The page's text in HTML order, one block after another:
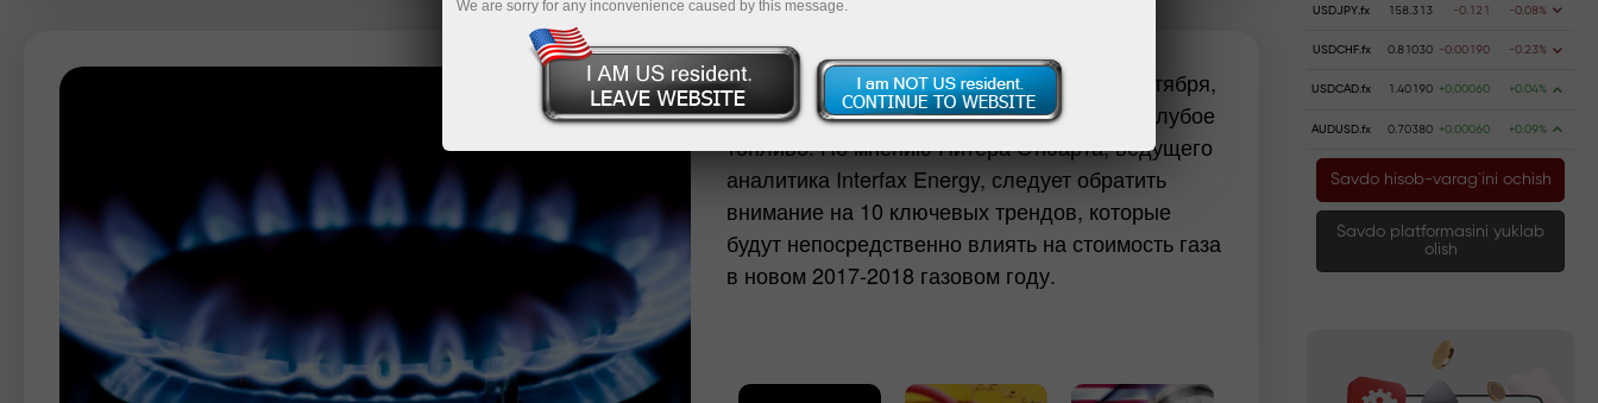
Новый финансовый год, наступивший 1 октября,
будет очень важен для динамики цен на голубое
топливо. По мнению Питера Стюарта, ведущего
аналитика Interfax Energy, следует обратить
внимание на 10 ключевых трендов, которые
будут непосредственно влиять на стоимость газа
в новом 2017-2018 газовом году.
USDJPY.fx 158.313 -0.121 -0.08%
USDCHF.fx 0.81030 -0.00190 -0.23%
USDCAD.fx 1.40190 +0.00060 +0.04%
AUDUSD.fx 0.70380 +0.00060 +0.09%
Savdo hisob-varag`ini ochish
Savdo platformasini yuklab
olish
We are sorry for any inconvenience caused by this message.